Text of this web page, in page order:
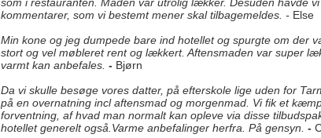
kommentarer, som vi bestemt mener skal tilbagemeldes. - Else
Min kone og jeg dumpede bare ind hotellet og spurgte om der
stort og vel møbleret rent og lækkert. Aftensmaden var super
varmt kan anbefales. - Bjørn
Da vi skulle besøge vores datter, på efterskole lige uden for
på en overnatning incl aftensmad og morgenmad. Vi fik et
forventning, af hvad man normalt kan opleve via disse
hotellet generelt også.Varme anbefalinger herfra. På gensyn. -